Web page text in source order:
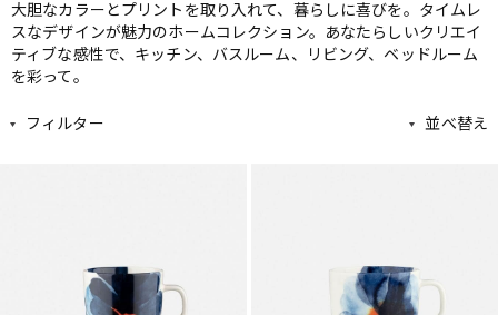
大胆なカラーとプリントを取り入れて、暮らしに喜びを。タイムレ
スなデザインが魅力のホームコレクション。あなたらしいクリエイ
ティブな感性で、キッチン、バスルーム、リビング、ベッドルーム
を彩って。
フィルター 並べ替え